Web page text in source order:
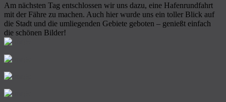
Am nächsten Tag entschlossen wir uns dazu, eine Hafenrundfahrt
mit der Fähre zu machen. Auch hier wurde uns ein toller Blick auf
die Stadt und die umliegenden Gebiete geboten – genießt einfach
die schönen Bilder!